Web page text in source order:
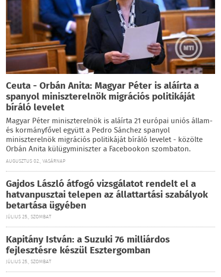
Ceuta - Orbán Anita: Magyar Péter is aláírta a
spanyol miniszterelnök migrációs politikáját
bíráló levelet
Magyar Péter miniszterelnök is aláírta 21 európai uniós állam-
és kormányfővel együtt a Pedro Sánchez spanyol
miniszterelnök migrációs politikáját bíráló levelet - közölte
Orbán Anita külügyminiszter a Facebookon szombaton.
AUGUSZTUS 02., VASÁRNAP
Gajdos László átfogó vizsgálatot rendelt el a
hatvanpusztai telepen az állattartási szabályok
betartása ügyében
JÚLIUS 25., SZOMBAT
Kapitány István: a Suzuki 76 milliárdos
fejlesztésre készül Esztergomban
JÚLIUS 25., SZOMBAT